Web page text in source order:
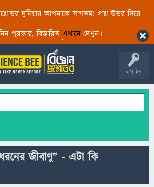
দুনিয়ায় আপনাকে স্বাগতম! প্রশ্ন-উত্তর দিয়ে
পুরস্কার, বিস্তারিত এখানেদেখুন।
লগ ইন
জীবাণু” - এটা কি